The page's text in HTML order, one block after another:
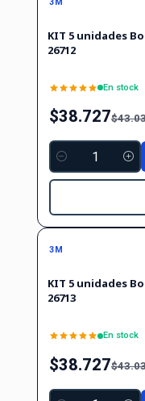
KIT 5 unidades
26712
En stock
$38.727
Cantidad
-10%
3M
KIT 5 unidades
26713
En stock
$38.727